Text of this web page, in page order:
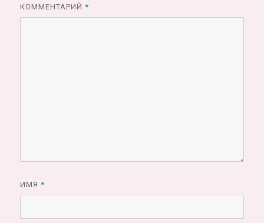
КОММЕНТАРИЙ*
ИМЯ*